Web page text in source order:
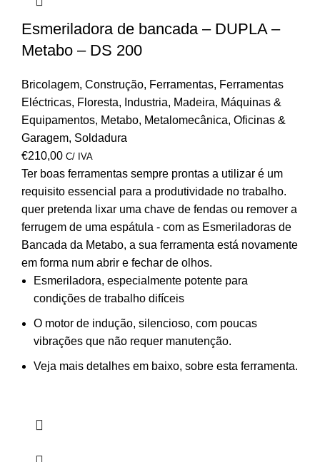
Esmeriladora de bancada – DUPLA –
Metabo – DS 200
Bricolagem, Construção, Ferramentas, Ferramentas
Eléctricas, Floresta, Industria, Madeira, Máquinas &
Equipamentos, Metabo, Metalomecânica, Oficinas &
Garagem, Soldadura
€210,00 C/ IVA
Ter boas ferramentas sempre prontas a utilizar é um
requisito essencial para a produtividade no trabalho.
quer pretenda lixar uma chave de fendas ou remover a
ferrugem de uma espátula - com as Esmeriladoras de
Bancada da Metabo, a sua ferramenta está novamente
em forma num abrir e fechar de olhos.
Esmeriladora, especialmente potente para
condições de trabalho difíceis
O motor de indução, silencioso, com poucas
vibrações que não requer manutenção.
Veja mais detalhes em baixo, sobre esta ferramenta.